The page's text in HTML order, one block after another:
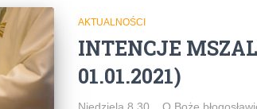
AKTUALNOŚCI
INTENCJE
01.01.2021)
Niedziela 8.30 O Boże